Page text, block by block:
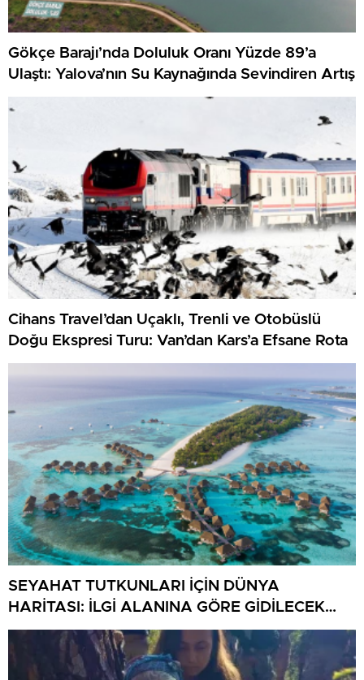
Gökçe Barajı’nda Doluluk Oranı Yüzde 89’a
Ulaştı: Yalova’nın Su Kaynağında Sevindiren Artış
Cihans Travel’dan Uçaklı, Trenli ve Otobüslü
Doğu Ekspresi Turu: Van’dan Kars’a Efsane Rota
SEYAHAT TUTKUNLARI İÇİN DÜNYA
HARİTASI: İLGİ ALANINA GÖRE GİDİLECEK
ÜLKELER VE ŞEHİRLER